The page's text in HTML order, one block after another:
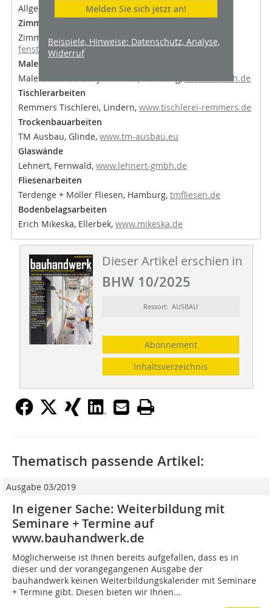
Allge-Bau, Hamburg,www.allge-bau.de
Zimmer- und Dachdeckerarbeiten
Zimmerei Fenstermann, Großensee, ­
www.zimmerei-
fenstermann.de
Malerarbeiten
Malereibetrieb Benjamin Voß, Hamburg,
www.mbv-hh.de
Tischlerarbeiten
Remmers Tischlerei, Lindern, www.tischlerei-remmers.de
Trockenbauarbeiten
TM Ausbau, Glinde, www.tm-ausbau.eu
Glaswände
Lehnert, Fernwald, www.lehnert-gmbh.de
Fliesenarbeiten
Terdenge + Möller Fliesen, Hamburg, tmfliesen.de
Bodenbelagsarbeiten
Erich Mikeska, Ellerbek, www.mikeska.de
Dieser Artikel erschien in
BHW 10/2025
Ressort: AUSBAU
Abonnement
Inhaltsverzeichnis
Melden Sie sich jetzt an!
Beispiele, Hinweise: Datenschutz, Analyse,
Widerruf
Thematisch passende Artikel:
Ausgabe 03/2019
In eigener Sache: Weiterbildung mit
Seminare + Termine auf
www.bauhandwerk.de
Möglicherweise ist Ihnen bereits aufgefallen, dass es in
dieser und der vorangegangenen Ausgabe der
bauhandwerk keinen Weiterbildungskalender mit Seminare
+ Termine gibt. Diesen bieten wir Ihnen...